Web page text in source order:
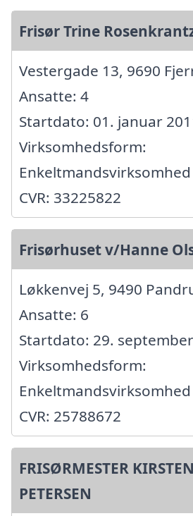
Frisør Trine
Vestergade 13, 9690
Ansatte: 4
Startdato: 01. januar
Virksomhedsform:
Enkeltmandsvirksomhed
CVR: 33225822
Frisørhuset v/Hanne
Løkkenvej 5, 9490
Ansatte: 6
Startdato: 29.
Virksomhedsform:
Enkeltmandsvirksomhed
CVR: 25788672
FRISØRMESTER
PETERSEN